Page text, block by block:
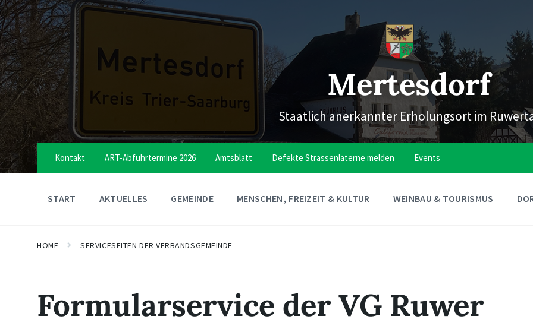
Skip
to
content
Skip
to
main
navigation
Skip
to
footer
Mertesdorf
Staatlich anerkannter Erholungsort im
Kontakt ART-Abfuhrtermine 2026 Amtsblatt Defekte Strassenlaterne melden Events
START AKTUELLES GEMEINDE MENSCHEN, FREIZEIT & KULTUR WEINBAU & TOURISMUS
HOME SERVICESEITEN DER VERBANDSGEMEINDE
Formularservice der VG Ruwer